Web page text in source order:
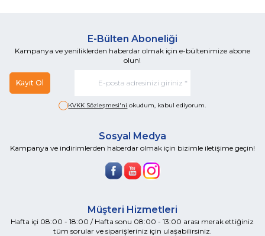
E-Bülten Aboneliği
Kampanya ve yeniliklerden haberdar olmak için e-bültenimize abone
olun!
Kayıt Ol
KVKK Sözleşmesi'ni okudum, kabul ediyorum.
Sosyal Medya
Kampanya ve indirimlerden haberdar olmak için bizimle iletişime geçin!
Müşteri Hizmetleri
Hafta içi 08:00 - 18:00 / Hafta sonu 08:00 - 13:00 arası merak ettiğiniz
tüm sorular ve siparişleriniz için ulaşabilirsiniz.